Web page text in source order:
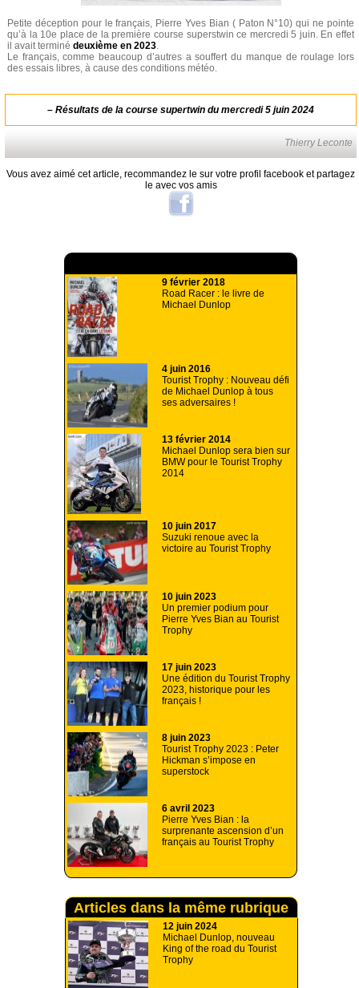
Petite déception pour le français, Pierre Yves Bian ( Paton N°10) qui ne pointe
qu’à la 10e place de la première course superstwin ce mercredi 5 juin. En effet
il avait terminé deuxième en 2023.
Le français, comme beaucoup d’autres a souffert du manque de roulage lors
des essais libres, à cause des conditions météo.
– Résultats de la course supertwin du mercredi 5 juin 2024
Thierry Leconte
Vous avez aimé cet article, recommandez le sur votre profil facebook et partagez
le avec vos amis
9 février 2018
Road Racer : le livre de
Michael Dunlop
4 juin 2016
Tourist Trophy : Nouveau défi
de Michael Dunlop à tous
ses adversaires !
13 février 2014
Michael Dunlop sera bien sur
BMW pour le Tourist Trophy
2014
10 juin 2017
Suzuki renoue avec la
victoire au Tourist Trophy
10 juin 2023
Un premier podium pour
Pierre Yves Bian au Tourist
Trophy
17 juin 2023
Une édition du Tourist Trophy
2023, historique pour les
français !
8 juin 2023
Tourist Trophy 2023 : Peter
Hickman s’impose en
superstock
6 avril 2023
Pierre Yves Bian : la
surprenante ascension d’un
français au Tourist Trophy
Articles dans la même rubrique
12 juin 2024
Michael Dunlop, nouveau
King of the road du Tourist
Trophy